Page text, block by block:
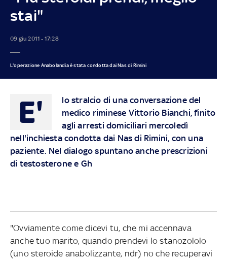
stai"
09 giu 2011 - 17:28
L'operazione Anabolandia è stata condotta dai Nas di Rimini
E'
lo stralcio di una conversazione del
medico riminese Vittorio Bianchi, finito
agli arresti domiciliari mercoledì
nell'inchiesta condotta dai Nas di Rimini, con una
paziente. Nel dialogo spuntano anche prescrizioni
di testosterone e Gh
"Ovviamente come dicevi tu, che mi accennava
anche tuo marito, quando prendevi lo stanozololo
(uno steroide anabolizzante, ndr) no che recuperavi